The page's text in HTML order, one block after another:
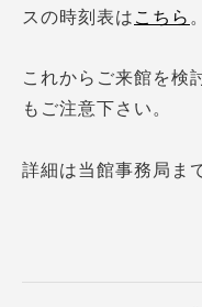
スの時刻表は こちら 。
これからご来館を検
もご注意下さい。
詳細は当館事務局ま